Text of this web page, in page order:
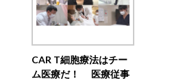
CAR T細胞療法はチー
ム医療だ！ 医療従事